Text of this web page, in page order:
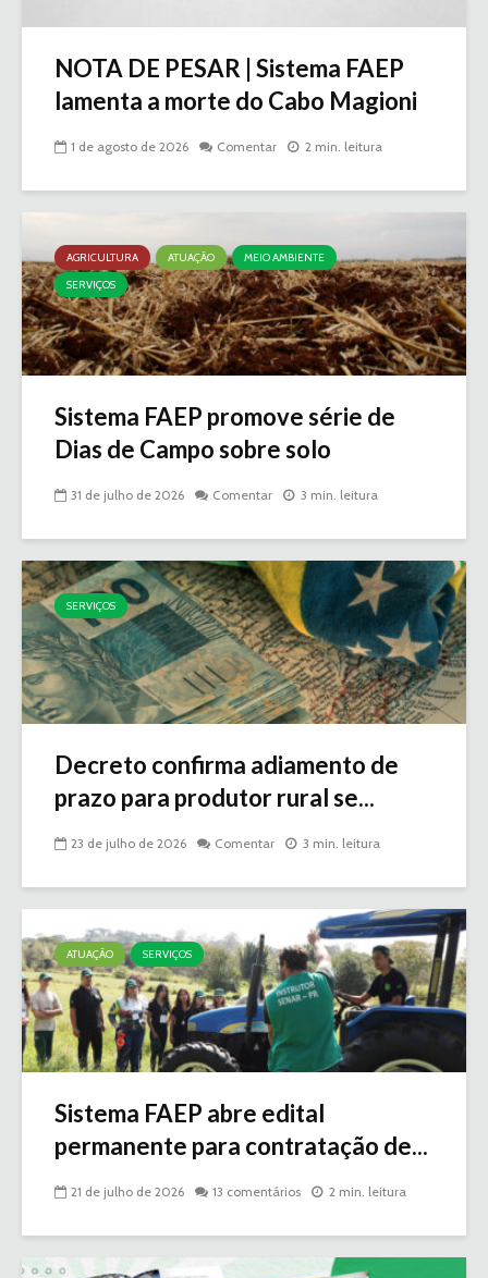
NOTA DE PESAR | Sistema FAEP
lamenta a morte do Cabo Magioni
1 de agosto de 2026 Comentar 2 min. leitura
AGRICULTURA ATUAÇÃO
MEIO AMBIENTE
SERVIÇOS
Sistema FAEP promove série de
Dias de Campo sobre solo
31 de julho de 2026 Comentar 3 min. leitura
SERVIÇOS
Decreto confirma adiamento de
prazo para produtor rural se...
23 de julho de 2026 Comentar 3 min. leitura
ATUAÇÃO SERVIÇOS
Sistema FAEP abre edital
permanente para contratação de...
21 de julho de 2026 13 comentários 2 min. leitura